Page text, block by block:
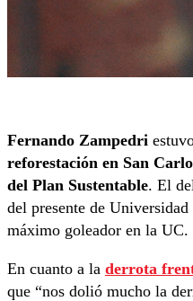
Fernando Zampedri
reforestación en San
del Plan Sustentable. El
del presente de
máximo goleador en la UC.
En cuanto a la derrota
que “nos dolió mucho la